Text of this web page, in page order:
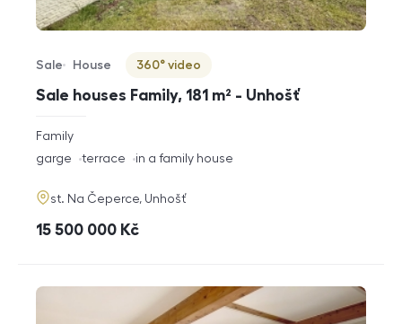
Sale houses Family, 181 m² - Unhošť
Offer type
Sale
Property type
House
Virtuální prohlídka
360° video
rozměry
disposition
Family
funkce
garge terrace in a family house
adresa
st. Na Čeperce, Unhošť
cena
15 500 000 Kč